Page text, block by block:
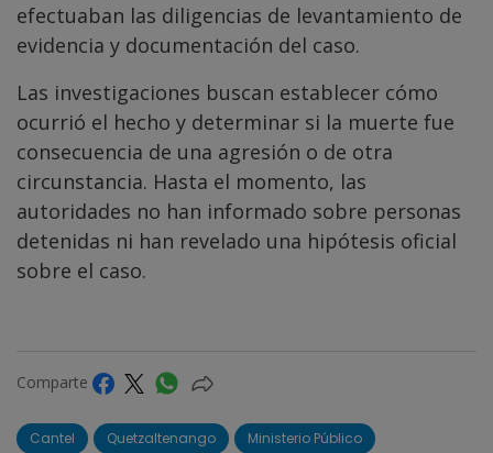
efectuaban las diligencias de levantamiento de
evidencia y documentación del caso.
Las investigaciones buscan establecer cómo
ocurrió el hecho y determinar si la muerte fue
consecuencia de una agresión o de otra
circunstancia. Hasta el momento, las
autoridades no han informado sobre personas
detenidas ni han revelado una hipótesis oficial
sobre el caso.
Comparte
Cantel Quetzaltenango Ministerio Público